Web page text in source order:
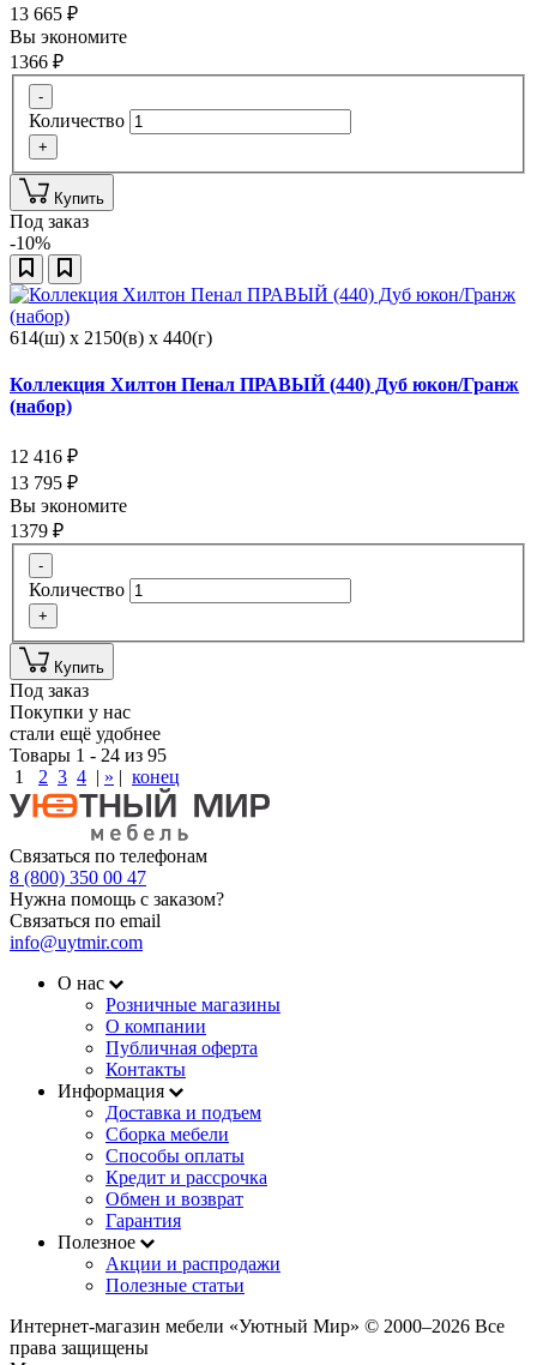
13 665 ₽
Вы экономите
1366 ₽
-
Количество
+
Купить
Под заказ
-10%
614(ш) x 2150(в) x 440(г)
Коллекция Хилтон Пенал ПРАВЫЙ (440) Дуб юкон/Гранж
(набор)
12 416 ₽
13 795 ₽
Вы экономите
1379 ₽
-
Количество
+
Купить
Под заказ
Покупки у нас
стали ещё удобнее
Товары 1 - 24 из 95
1
2 3 4 | » | конец
Связаться по телефонам
8 (800) 350 00 47
Нужна помощь с заказом?
Связаться по email
info@uytmir.com
О нас
Розничные магазины
О компании
Публичная оферта
Контакты
Информация
Доставка и подъем
Сборка мебели
Способы оплаты
Кредит и рассрочка
Обмен и возврат
Гарантия
Полезное
Акции и распродажи
Полезные статьи
Интернет-магазин мебели «Уютный Мир» © 2000‒2026 Все
права защищены